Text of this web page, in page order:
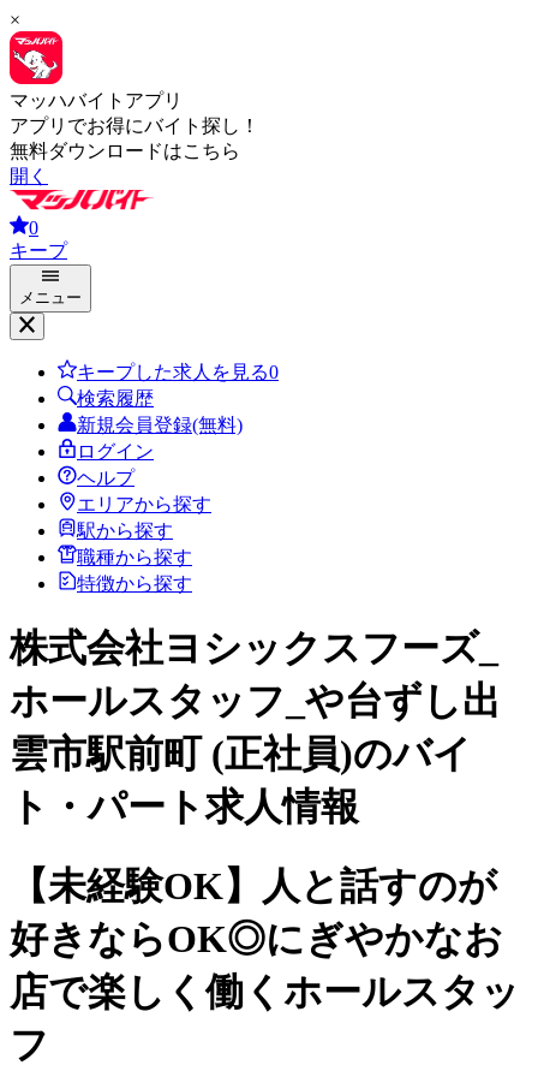
×
マッハバイトアプリ
アプリでお得にバイト探し！
無料ダウンロードはこちら
開く
0
キープ
メニュー
キープした求人を見る0
検索履歴
新規会員登録(無料)
ログイン
ヘルプ
エリアから探す
駅から探す
職種から探す
特徴から探す
株式会社ヨシックスフーズ_
ホールスタッフ_や台ずし出
雲市駅前町 (正社員)のバイ
ト・パート求人情報
【未経験OK】人と話すのが
好きならOK◎にぎやかなお
店で楽しく働くホールスタッ
フ